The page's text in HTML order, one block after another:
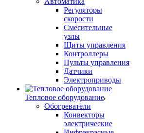
Регуляторы
скорости
Смесительные
узлы
Щиты управления
Контроллеры
Пульты управления
Датчики
Электроприводы
Тепловое оборудование
Обогреватели
Конвекторы
электрические